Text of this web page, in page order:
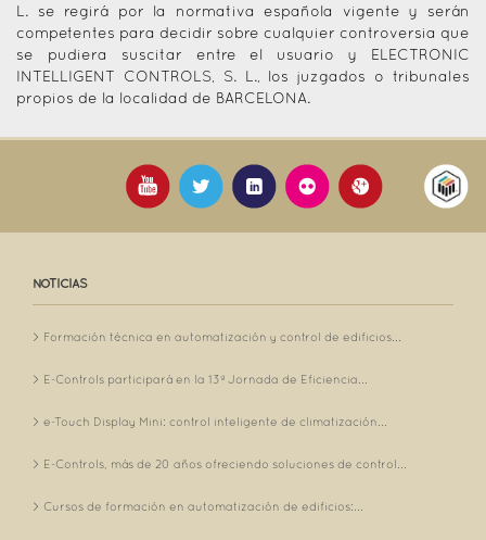
L. se regirá por la normativa española vigente y serán
competentes para decidir sobre cualquier controversia que
se pudiera suscitar entre el usuario y ELECTRONIC
INTELLIGENT CONTROLS, S. L., los juzgados o tribunales
propios de la localidad de BARCELONA.
NOTICIAS
Formación técnica en automatización y control de edificios...
E-Controls participará en la 13ª Jornada de Eficiencia...
e-Touch Display Mini: control inteligente de climatización...
E-Controls, más de 20 años ofreciendo soluciones de control...
Cursos de formación en automatización de edificios:...